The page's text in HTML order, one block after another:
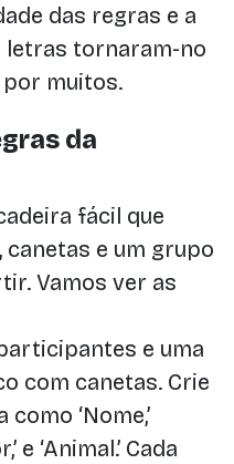
das regras e a
letras tornaram-no
muitos.
da
fácil que
canetas e um grupo
Vamos ver as
e uma
com canetas. Crie
‘Nome,’
e ‘Animal.’ Cada